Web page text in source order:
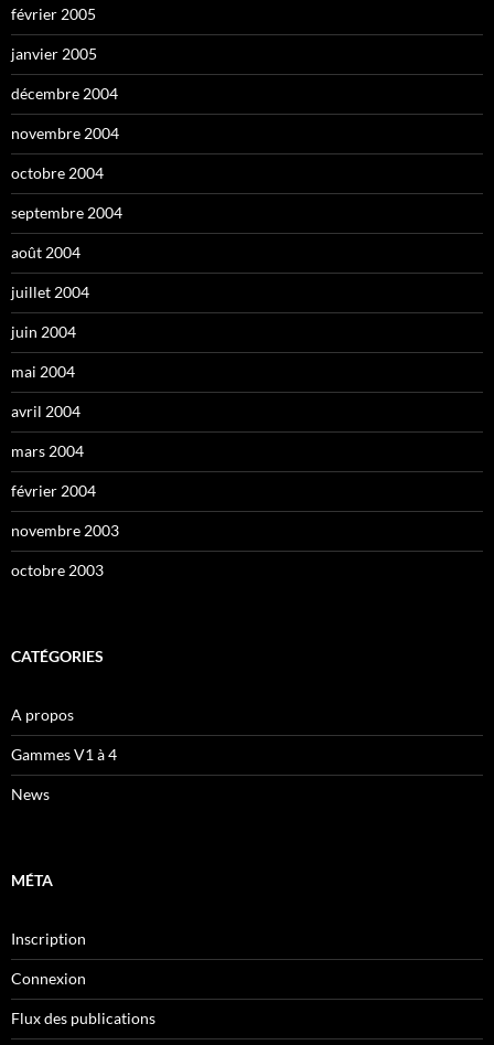
février 2005
janvier 2005
décembre 2004
novembre 2004
octobre 2004
septembre 2004
août 2004
juillet 2004
juin 2004
mai 2004
avril 2004
mars 2004
février 2004
novembre 2003
octobre 2003
CATÉGORIES
A propos
Gammes V1 à 4
News
MÉTA
Inscription
Connexion
Flux des publications